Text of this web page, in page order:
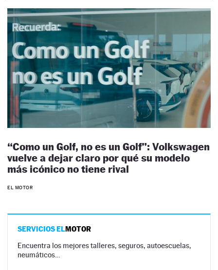
“Como un Golf, no es un Golf”: Volkswagen
vuelve a dejar claro por qué su modelo
más icónico no tiene rival
EL MOTOR
SERVICIOS ELMOTOR
Encuentra los mejores talleres, seguros, autoescuelas,
neumáticos…